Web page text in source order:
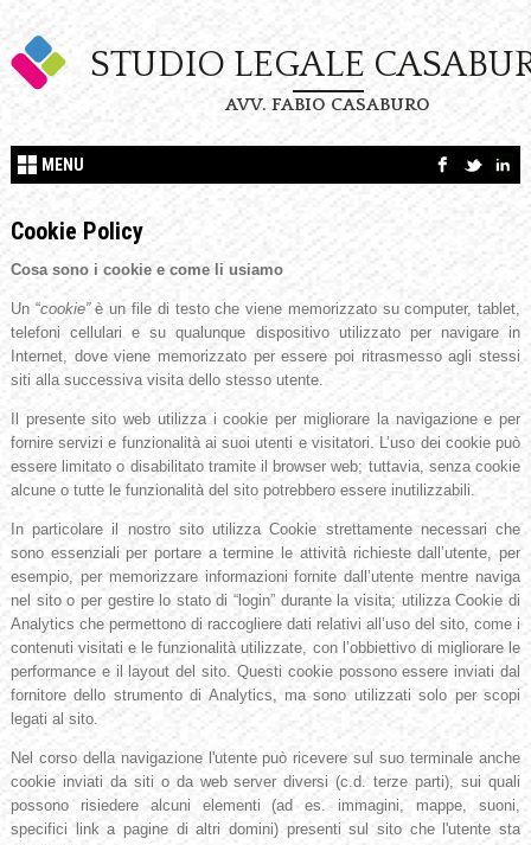
STUDIO LEGALE
AVV. FABIO CASABURO
MENU
Cookie Policy
Cosa sono i cookie e come li usiamo
Un “cookie”è un file di testo che viene memorizzato su computer, tablet,
telefoni cellulari e su qualunque dispositivo utilizzato per navigare in
Internet, dove viene memorizzato per essere poi ritrasmesso agli stessi
siti alla successiva visita dello stesso utente.
Il presente sito web utilizza i cookie per migliorare la navigazione e per
fornire servizi e funzionalità ai suoi utenti e visitatori. L’uso dei cookie può
essere limitato o disabilitato tramite il browser web; tuttavia, senza cookie
alcune o tutte le funzionalità del sito potrebbero essere inutilizzabili.
In particolare il nostro sito utilizza Cookie strettamente necessari che
sono essenziali per portare a termine le attività richieste dall’utente, per
esempio, per memorizzare informazioni fornite dall’utente mentre naviga
nel sito o per gestire lo stato di “login” durante la visita; utilizza Cookie di
Analytics che permettono di raccogliere dati relativi all’uso del sito, come i
contenuti visitati e le funzionalità utilizzate, con l’obbiettivo di migliorare le
performance e il layout del sito. Questi cookie possono essere inviati dal
fornitore dello strumento di Analytics, ma sono utilizzati solo per scopi
legati al sito.
Nel corso della navigazione l'utente può ricevere sul suo terminale anche
cookie inviati da siti o da web server diversi (c.d. terze parti), sui quali
possono risiedere alcuni elementi (ad es. immagini, mappe, suoni,
specifici link a pagine di altri domini) presenti sul sito che l'utente sta